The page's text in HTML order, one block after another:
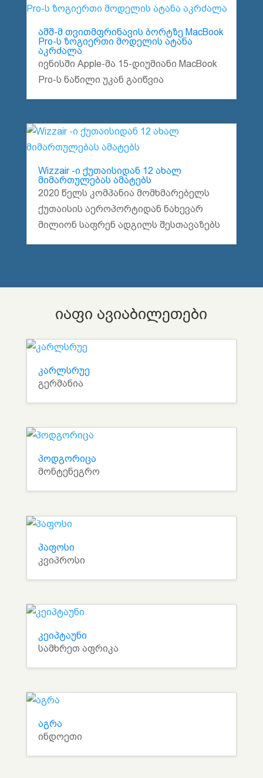
აშშ-მ თვითმფრინავის ბორტზე MacBook
Pro-ს ზოგიერთი მოდელის ატანა
აკრძალა
ივნისში Apple-მა 15-დიუმიანი MacBook
Pro-ს ნაწილი უკან გაიწვია
Wizzair -ი ქუთაისიდან 12 ახალ
მიმართულებას ამატებს
2020 წელს კომპანია მომხმარებელს
ქუთაისის აეროპორტიდან ნახევარ
მილიონ საფრენ ადგილს შესთავაზებს
იაფი ავიაბილეთები
კარლსრუე
გერმანია
პოდგორიცა
მონტენეგრო
პაფოსი
კვიპროსი
კეიპტაუნი
სამხრეთ აფრიკა
აგრა
ინდოეთი